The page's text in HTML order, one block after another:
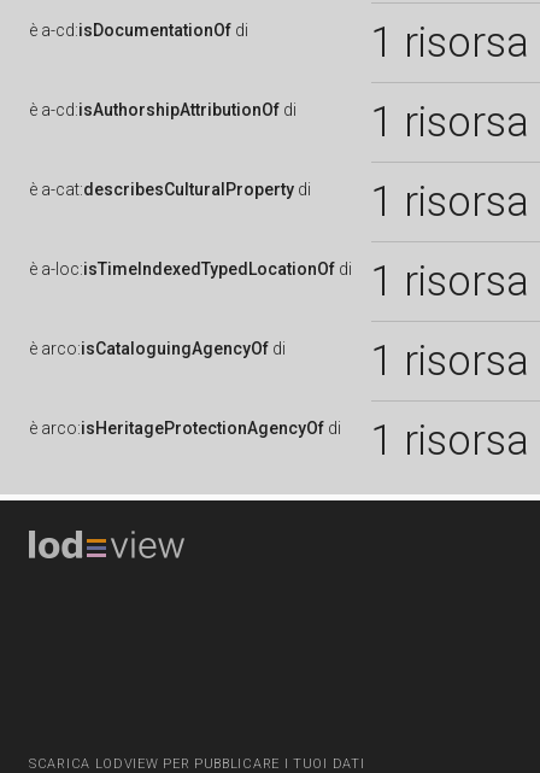
è a-cd:isDocumentationOf di 1 risorsa
è a-cd:isAuthorshipAttributionOf di 1 risorsa
è a-cat:describesCulturalProperty di 1 risorsa
è a-loc:isTimeIndexedTypedLocationOf di 1 risorsa
è arco:isCataloguingAgencyOf di 1 risorsa
è arco:isHeritageProtectionAgencyOf di 1 risorsa
SCARICA LODVIEW PER PUBBLICARE I TUOI DATI